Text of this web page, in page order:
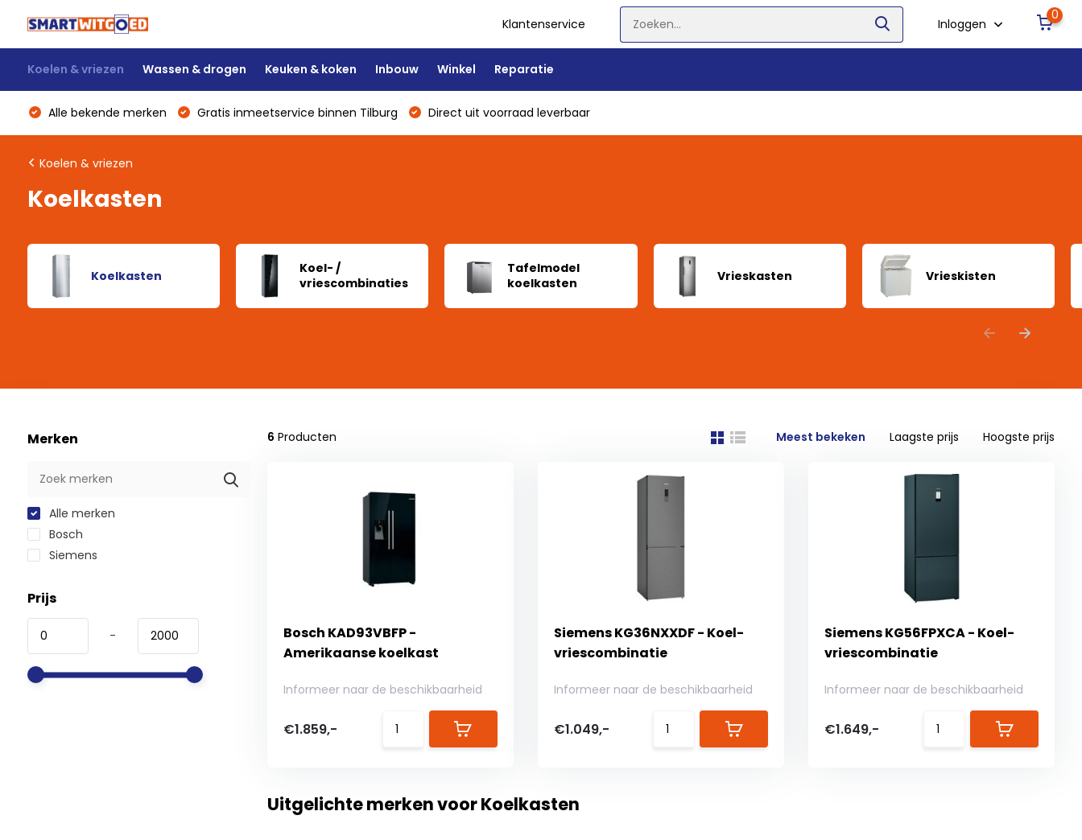
Klantenservice Inloggen
0
Koelen & vriezen Wassen & drogen Keuken & koken Inbouw Winkel Reparatie
Alle bekende merken Gratis inmeetservice binnen Tilburg Direct uit voorraad leverbaar
Koelen & vriezen
Koelkasten
Koelkasten
Koel- /
vriescombinaties
Tafelmodel
koelkasten
Vrieskasten Vrieskisten
Merken
Alle merken
Bosch
Siemens
Prijs
-
6 Producten Meest bekeken Laagste prijs Hoogste prijs
Bosch KAD93VBFP -
Amerikaanse koelkast
Informeer naar de beschikbaarheid
€1.859,-
Siemens KG36NXXDF - Koel-
vriescombinatie
Informeer naar de beschikbaarheid
€1.049,-
Siemens KG56FPXCA - Koel-
vriescombinatie
Informeer naar de beschikbaarheid
€1.649,-
Uitgelichte merken voor Koelkasten